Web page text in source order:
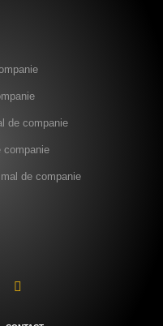
de companie
companie
de companie